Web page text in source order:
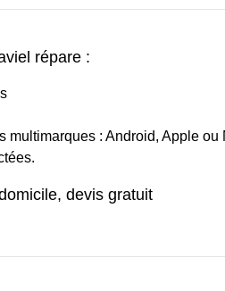
répare :
multimarques : Android, Apple ou
devis gratuit